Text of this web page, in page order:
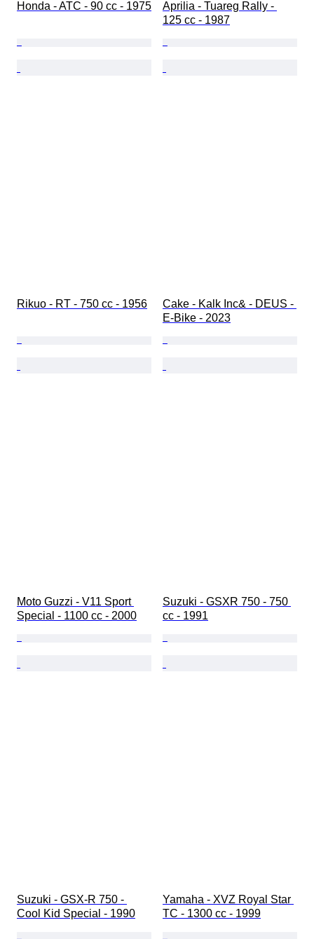
Honda - ATC - 90 cc - 1975
Aprilia - Tuareg Rally -
125 cc - 1987
Rikuo - RT - 750 cc - 1956
Cake - Kalk Inc& - DEUS -
E-Bike - 2023
Moto Guzzi - V11 Sport
Special - 1100 cc - 2000
Suzuki - GSXR 750 - 750
cc - 1991
Suzuki - GSX-R 750 -
Cool Kid Special - 1990
Yamaha - XVZ Royal Star
TC - 1300 cc - 1999